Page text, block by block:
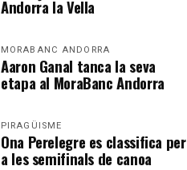
Andorra la Vella
MORABANC ANDORRA
Aaron Ganal tanca la seva
etapa al MoraBanc Andorra
PIRAGÜISME
Ona Perelegre es classifica per
a les semifinals de canoa